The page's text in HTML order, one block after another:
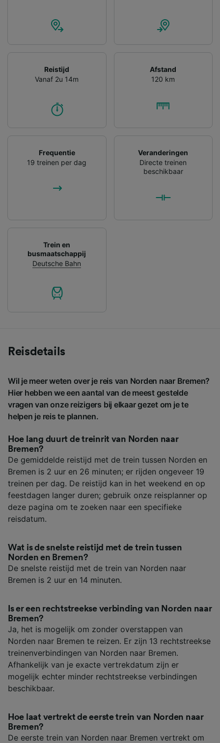
Reistijd
Vanaf 2u 14m
Afstand
120 km
Frequentie
19 treinen per dag
Veranderingen
Directe treinen
beschikbaar
Trein en
busmaatschappij
Deutsche Bahn
Reisdetails
Wil je meer weten over je reis van Norden naar Bremen?
Hier hebben we een aantal van de meest gestelde
vragen van onze reizigers bij elkaar gezet om je te
helpen je reis te plannen.
Hoe lang duurt de treinrit van Norden naar
Bremen?
De gemiddelde reistijd met de trein tussen Norden en
Bremen is 2 uur en 26 minuten; er rijden ongeveer 19
treinen per dag. De reistijd kan in het weekend en op
feestdagen langer duren; gebruik onze reisplanner op
deze pagina om te zoeken naar een specifieke
reisdatum.
Wat is de snelste reistijd met de trein tussen
Norden en Bremen?
De snelste reistijd met de trein van Norden naar
Bremen is 2 uur en 14 minuten.
Is er een rechtstreekse verbinding van Norden naar
Bremen?
Ja, het is mogelijk om zonder overstappen van
Norden naar Bremen te reizen. Er zijn 13 rechtstreekse
treinenverbindingen van Norden naar Bremen.
Afhankelijk van je exacte vertrekdatum zijn er
mogelijk echter minder rechtstreekse verbindingen
beschikbaar.
Hoe laat vertrekt de eerste trein van Norden naar
Bremen?
De eerste trein van Norden naar Bremen vertrekt om
Wij en onze partners verwerken gegevens
voor de volgende doeleinden:
Precieze geolocatiegegevens gebruiken. De
apparaatkenmerken actief scannen ter
identificatie. Informatie op een apparaat
opslaan en/of openen. Gepersonaliseerde
advertenties en content, advertentie- en
ontwikkeling van diensten.